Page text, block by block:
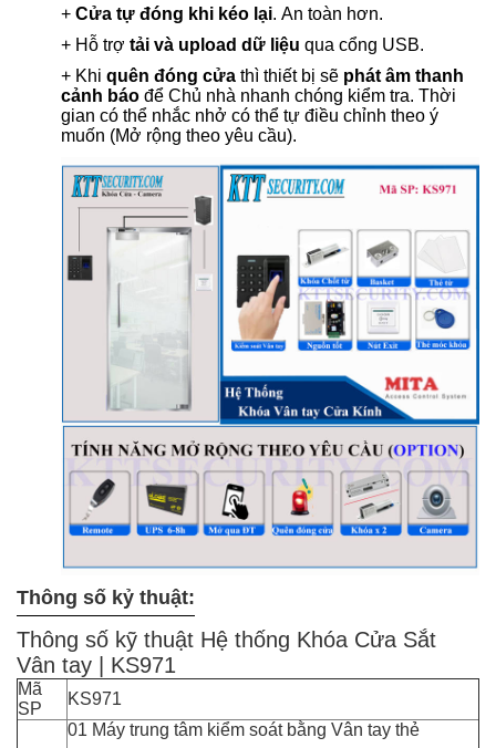
+ Cửa tự đóng khi kéo lại. An toàn hơn.
+ Hỗ trợ tải và upload dữ liệu qua cổng USB.
+ Khi quên đóng cửa thì thiết bị sẽ phát âm thanh
cảnh báo để Chủ nhà nhanh chóng kiểm tra. Thời
gian có thể nhắc nhở có thể tự điều chỉnh theo ý
muốn (Mở rộng theo yêu cầu).
Thông số kỷ thuật:
Thông số kỹ thuật Hệ thống Khóa Cửa Sắt
Vân tay | KS971
Mã
SP
KS971
01 Máy trung tâm kiểm soát bằng Vân tay thẻ